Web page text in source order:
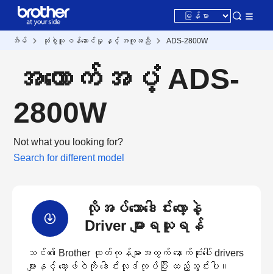
အိမ် သုံးစွဲသူ ဝန်ဆောင်မှု နှင့် အကူအညီ ADS-2800W
အထောက်အပံ့ ADS-
2800W
Not what you looking for?
Search for different model
လိုအပ်သောဒေါင်းလော့နဲ့
Driver များရယူရန်
သင်၏ Brother ထုတ်ကုန်များအတွက် နောက်ဆုံးပေါ် drivers
များနှင့် ဆော့ဖ်ဝဲကို ဒေါင်းလုဒ်လုပ်ပြီး ထည့်သွင်းပါ။